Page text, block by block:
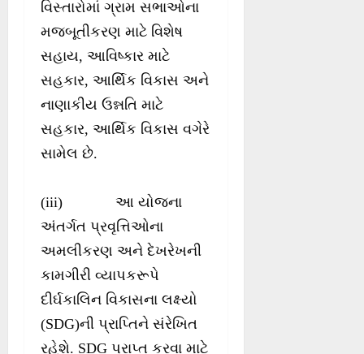
વિસ્તારોમાં ગ્રામ સભાઓના
મજબૂતીકરણ માટે વિશેષ
સહાય, આવિષ્કાર માટે
સહકાર, આર્થિક વિકાસ અને
નાણાકીય ઉન્નતિ માટે
સહકાર, આર્થિક વિકાસ વગેરે
સામેલ છે.
(iii) આ યોજના
અંતર્ગત પ્રવૃત્તિઓના
અમલીકરણ અને દેખરેખની
કામગીરી વ્યાપકરૂપે
દીર્ઘકાલિન વિકાસના લક્ષ્યો
(SDG)ની પ્રાપ્તિને સંરેખિત
રહેશે. SDG પ્રાપ્ત કરવા માટે